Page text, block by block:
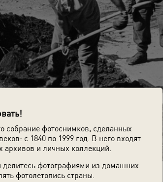
собрание фотоснимков, сделанных
с 1840 по 1999 год. В него входят
и личных коллекций.
делитесь фотографиями из домашних
фотолетопись страны.